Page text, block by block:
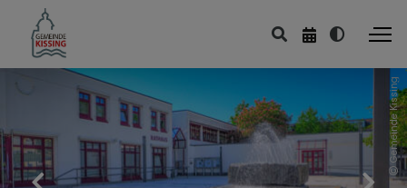
Leben & Wohnen
Bildung & Kultur
Sport & Freizeit
Gemeinde Kissing